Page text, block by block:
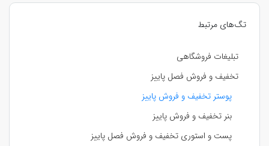
تگ‌های مرتبط
تبلیغات فروشگاهی
تخفیف و فروش فصل پاییز
پوستر تخفیف و فروش پاییز
بنر تخفیف و فروش پاییز
پست و استوری تخفیف و فروش فصل پاییز